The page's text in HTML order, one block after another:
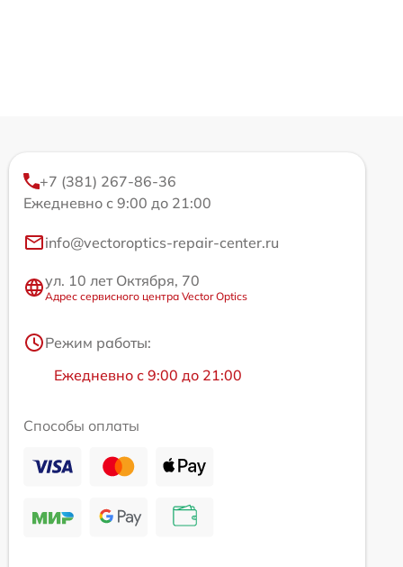
+7 (381) 267-86-36
Ежедневно с 9:00 до 21:00
info@vectoroptics-repair-center.ru
ул. 10 лет Октября, 70
Адрес сервисного центра Vector Optics
Режим работы:
Ежедневно с 9:00 до 21:00
Способы оплаты